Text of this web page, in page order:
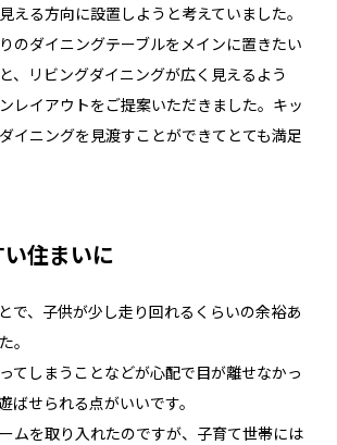
える方向に設置しようと考えていました。
のダイニングテーブルをメインに置きたい
、リビングダイニングが広く見えるよう
レイアウトをご提案いただきました。キッ
イニングを見渡すことができてとても満足
住まいに
で、子供が少し走り回れるくらいの余裕あ
。
てしまうことなどが心配で目が離せなかっ
ばせられる点がいいです。
ムを取り入れたのですが、子育て世帯には